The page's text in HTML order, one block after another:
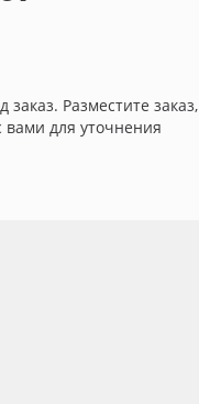
заказ. Разместите заказ,
вами для уточнения